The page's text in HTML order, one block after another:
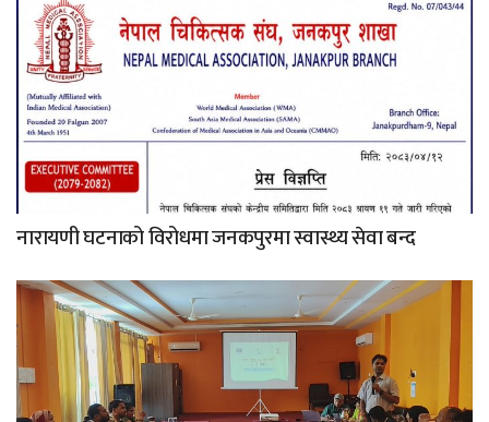
नारायणी घटनाको विरोधमा जनकपुरमा स्वास्थ्य सेवा बन्द